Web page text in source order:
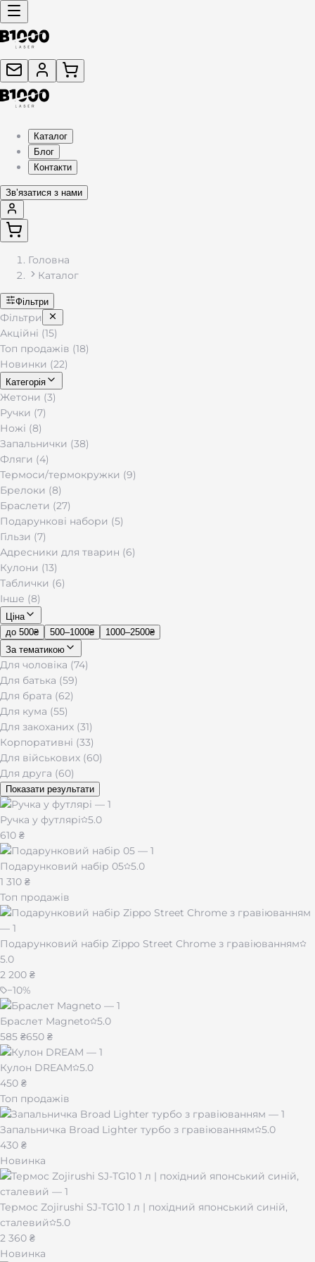
Каталог
Блог
Контакти
Звʼязатися з нами
Головна
Каталог
Фільтри
Фільтри
Акційні (15)
Топ продажів (18)
Новинки (22)
Категорія
Жетони (3)
Ручки (7)
Ножі (8)
Запальнички (38)
Фляги (4)
Термоси/термокружки (9)
Брелоки (8)
Браслети (27)
Подарункові набори (5)
Гільзи (7)
Адресники для тварин (6)
Кулони (13)
Таблички (6)
Інше (8)
Ціна
до 500₴
500–1000₴
1000–2500₴
За тематикою
Для чоловіка (74)
Для батька (59)
Для брата (62)
Для кума (55)
Для закоханих (31)
Корпоративні (33)
Для військових (60)
Для друга (60)
Показати результати
Ручка у футлярі
5.0
610 ₴
Подарунковий набір 05 5.0
1 310 ₴
Топ продажів
Подарунковий набір Zippo Street Chrome з гравіюванням
5.0
2 200 ₴
−10%
Браслет Magneto
5.0
585 ₴650 ₴
Кулон DREAM
5.0
450 ₴
Топ продажів
Запальничка Broad Lighter турбо з гравіюванням
5.0
430 ₴
Новинка
Термос Zojirushi SJ-TG10 1 л | похідний японський синій,
сталевий
5.0
2 360 ₴
Новинка
Каталог подарунків з гравіюванням — жетони, брелоки,